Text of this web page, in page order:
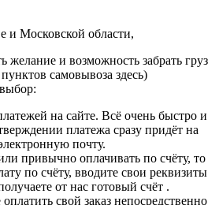
и Московской области,
желание и возможность забрать груз
самовывоза здесь)
на сайте. Всё очень быстро и
платежа сразу придёт на
почту.
привычно оплачивать по счёту, то
по счёту, вводите свои реквизиты
от нас готовый счёт .
свой заказ непосредственно